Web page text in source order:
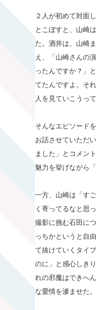
２人が初めて対面
とこぼすと、山崎
た。酒井は、山崎
え、「山崎さんの
ったんですか？」
てたんですよ。そ
人を見ていこうっ
そんなエピソード
お話させていただ
ました」とコメン
魅力を挙げながら
一方、山崎は「す
く寄ってるなと思
撮影に挑む石田に
っちかというと自
て抜けていくタイ
のに」と感心しき
れの邪魔はできへ
な愛情を滲ませた。